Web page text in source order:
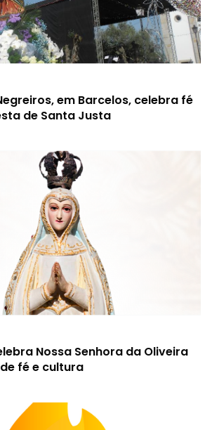
em Barcelos, celebra fé
de Santa Justa
Nossa Senhora da Oliveira
fé e cultura